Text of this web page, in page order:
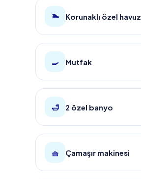
🏊 Korunaklı özel havuz
🍳 Mutfak
🛁 2 özel banyo
🧺 Çamaşır makinesi